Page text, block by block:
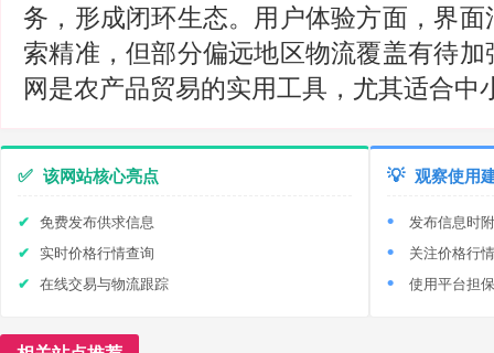
务，形成闭环生态。用户体验方面，界
索精准，但部分偏远地区物流覆盖有待
网是农产品贸易的实用工具，尤其适合中
✅ 该网站核心亮点
免费发布供求信息
实时价格行情查询
在线交易与物流跟踪
💡 观察使用
发布信息时
关注价格行
使用平台担